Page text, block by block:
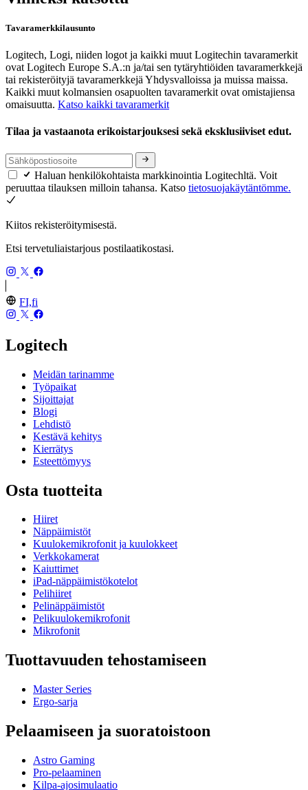
Tavaramerkkilausunto
Logitech, Logi, niiden logot ja kaikki muut Logitechin tavaramerkit
ovat Logitech Europe S.A.:n ja/tai sen tytäryhtiöiden tavaramerkkejä
tai rekisteröityjä tavaramerkkejä Yhdysvalloissa ja muissa maissa.
Kaikki muut kolmansien osapuolten tavaramerkit ovat omistajiensa
omaisuutta. Katso kaikki tavaramerkit
Tilaa ja vastaanota erikoistarjouksesi sekä eksklusiiviset edut.
Haluan henkilökohtaista markkinointia Logitechltä. Voit
peruuttaa tilauksen milloin tahansa. Katso tietosuojakäytäntömme.
Kiitos rekisteröitymisestä.
Etsi tervetuliaistarjous postilaatikostasi.
FI,fi
Logitech
Meidän tarinamme
Työpaikat
Sijoittajat
Blogi
Lehdistö
Kestävä kehitys
Kierrätys
Esteettömyys
Osta tuotteita
Hiiret
Näppäimistöt
Kuulokemikrofonit ja kuulokkeet
Verkkokamerat
Kaiuttimet
iPad-näppäimistökotelot
Pelihiiret
Pelinäppäimistöt
Pelikuulokemikrofonit
Mikrofonit
Tuottavuuden tehostamiseen
Master Series
Ergo-sarja
Pelaamiseen ja suoratoistoon
Astro Gaming
Pro-pelaaminen
Kilpa-ajosimulaatio